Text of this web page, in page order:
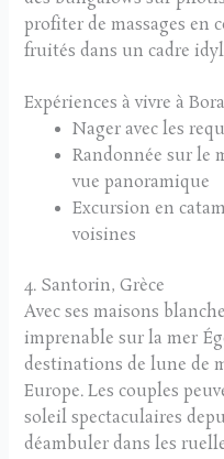
profiter de massages en
fruités dans un cadre
Expériences à vivre à
Nager avec les
Randonnée sur le
vue panoramique
Excursion en
voisines
4. Santorin, Grèce
Avec ses maisons
imprenable sur la mer
destinations de lune de
Europe. Les couples
soleil spectaculaires
déambuler dans les